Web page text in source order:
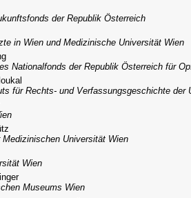
der Republik Österreich
in Wien und Medizinische Universität Wien
Nationalfonds der Republik Österreich für
für Rechts- und Verfassungsgeschichte der
Universität Wien
Wien
Museums Wien